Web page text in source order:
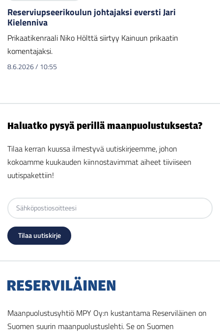
Reserviupseerikoulun johtajaksi eversti Jari
Kielenniva
Prikaatikenraali Niko Hölttä siirtyy Kainuun prikaatin
komentajaksi.
8.6.2026/ 10:55
Haluatko pysyä perillä maanpuolustuksesta?
Tilaa kerran kuussa ilmestyvä uutiskirjeemme, johon
kokoamme kuukauden kiinnostavimmat aiheet tiiviiseen
uutispakettiin!
Maanpuolustusyhtiö MPY Oy:n kustantama Reserviläinen on
Suomen suurin maanpuolustuslehti. Se on Suomen